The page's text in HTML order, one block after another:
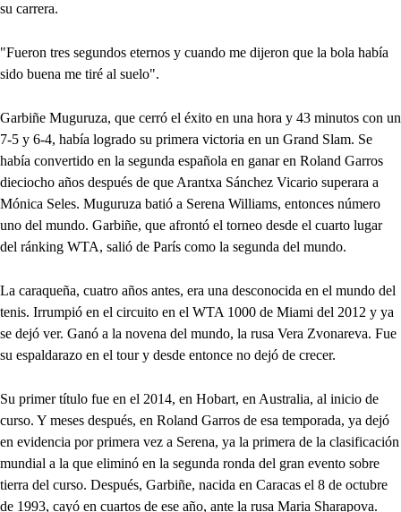
su carrera.
"Fueron tres segundos eternos y cuando me dijeron que la bola había
sido buena me tiré al suelo".
Garbiñe Muguruza, que cerró el éxito en una hora y 43 minutos con un
7-5 y 6-4, había logrado su primera victoria en un Grand Slam. Se
había convertido en la segunda española en ganar en Roland Garros
dieciocho años después de que Arantxa Sánchez Vicario superara a
Mónica Seles. Muguruza batió a Serena Williams, entonces número
uno del mundo. Garbiñe, que afrontó el torneo desde el cuarto lugar
del ránking WTA, salió de París como la segunda del mundo.
La caraqueña, cuatro años antes, era una desconocida en el mundo del
tenis. Irrumpió en el circuito en el WTA 1000 de Miami del 2012 y ya
se dejó ver. Ganó a la novena del mundo, la rusa Vera Zvonareva. Fue
su espaldarazo en el tour y desde entonce no dejó de crecer.
Su primer título fue en el 2014, en Hobart, en Australia, al inicio de
curso. Y meses después, en Roland Garros de esa temporada, ya dejó
en evidencia por primera vez a Serena, ya la primera de la clasificación
mundial a la que eliminó en la segunda ronda del gran evento sobre
tierra del curso. Después, Garbiñe, nacida en Caracas el 8 de octubre
de 1993, cayó en cuartos de ese año, ante la rusa Maria Sharapova.